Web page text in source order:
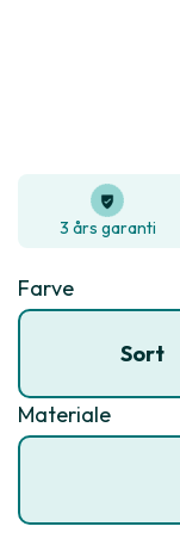
3 års garanti
Farve
Sort
Materiale